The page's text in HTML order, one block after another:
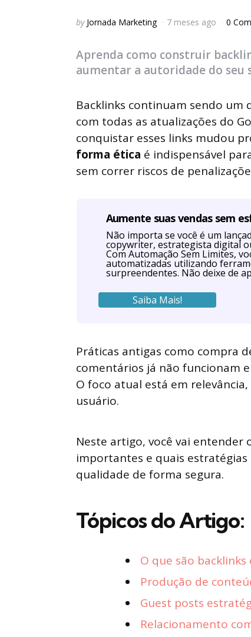
Posted
by Jornada Marketing 7 meses ago 0
Aprenda como construir
aumentar a autoridade do seu
Backlinks continuam sendo um
com todas as atualizações do
conquistar esses links mudou
forma ética é indispensável
sem correr riscos de
Aumente suas vendas sem
Não importa se você é um
copywriter, estrategista digital
Com Automação Sem Limites,
automatizadas utilizando
surpreendentes. Não deixe de
Saiba Mais!
Práticas antigas como compra
comentários já não funcionam
O foco atual está em
usuário.
Neste artigo, você vai entender
importantes e quais
qualidade de forma segura.
Tópicos do Artigo:
O que são
Produção de
Guest posts
Relacionamento